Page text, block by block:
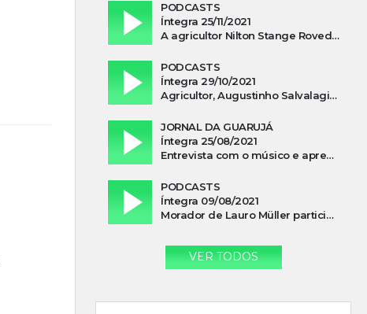
PODCASTS
Íntegra 25/11/2021
A agricultor Nilton Stange Roveda, afirma ter recebido ajuda espiritual durante acidente
PODCASTS
Íntegra 29/10/2021
Agricultor, Augustinho Salvalagio, relata sobre aparição do Cavaleiro Negro no Rio das Furnas
JORNAL DA GUARUJÁ
Íntegra 25/08/2021
Entrevista com o músico e apresentador, Lismael Ferrareis, no Cidade e Campo
PODCASTS
Íntegra 09/08/2021
Morador de Lauro Müller participa de motociata em apoio a Bolsonaro
VER TODOS